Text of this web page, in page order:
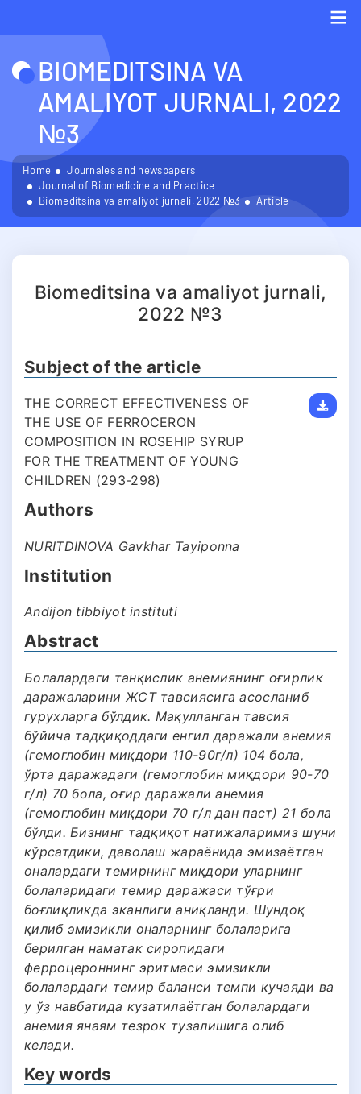
BIOMEDITSINA VA
AMALIYOT JURNALI, 2022
№3
Home
Journales and newspapers
Journal of Biomedicine and Practice
Biomeditsina va amaliyot jurnali, 2022 №3
Article
Biomeditsina va amaliyot jurnali,
2022 №3
Subject of the article
THE CORRECT EFFECTIVENESS OF
THE USE OF FERROCERON
COMPOSITION IN ROSEHIP SYRUP
FOR THE TREATMENT OF YOUNG
CHILDREN (293-298)
Authors
NURITDINOVA Gavkhar Tayiponna
Institution
Andijon tibbiyot instituti
Abstract
Болалардаги танқислик анемиянинг оғирлик
даражаларини ЖСТ тавсиясига асосланиб
гурухларга бўлдик. Мақулланган тавсия
бўйича тадқиқоддаги енгил даражали анемия
(гемоглобин миқдори 110-90г/л) 104 бола,
ўрта даражадаги (гемоглобин миқдори 90-70
г/л) 70 бола, оғир даражали анемия
(гемоглобин миқдори 70 г/л дан паст) 21 бола
бўлди. Бизнинг тадқиқот натижаларимиз шуни
кўрсатдики, даволаш жараёнида эмизаётган
оналардаги темирнинг миқдори уларнинг
болаларидаги темир даражаси тўғри
боғлиқликда эканлиги аниқланди. Шундоқ
қилиб эмизикли оналарнинг болаларига
берилган наматак сиропидаги
ферроцероннинг эритмаси эмизикли
болалардаги темир баланси темпи кучаяди ва
у ўз навбатида кузатилаётган болалардаги
анемия янаям тезрок тузалишига олиб
келади.
Key words